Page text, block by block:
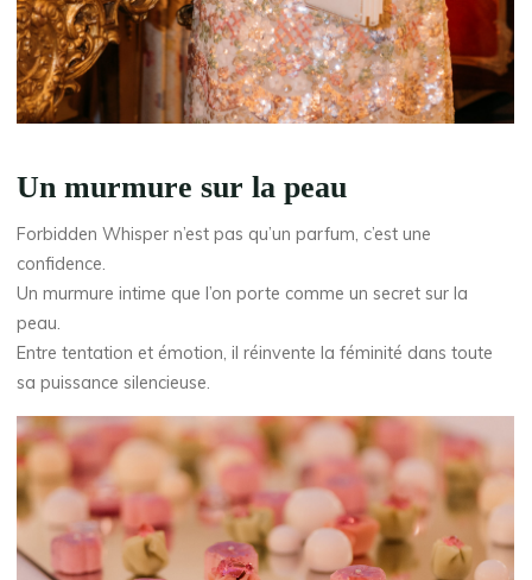
Un murmure sur la peau
Forbidden Whisper n’est pas qu’un parfum, c’est une
confidence.
Un murmure intime que l’on porte comme un secret sur la
peau.
Entre tentation et émotion, il réinvente la féminité dans toute
sa puissance silencieuse.